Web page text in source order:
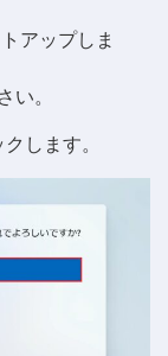
アップしま
い。
します。